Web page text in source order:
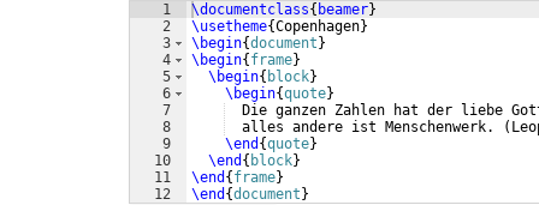
1
2
3
4
5
6
7
8
9
10
11
12
\documentclass{ beamer}
\usetheme{Copenhagen}
\begin{document }
\begin{ frame}
\begin{ block}
\begin{quote}
Die ganzen Zahlen hat der liebe
  alles andere ist Menschenwerk.
(
\end {quote}
\end { block}
\end { frame}
\end {document }